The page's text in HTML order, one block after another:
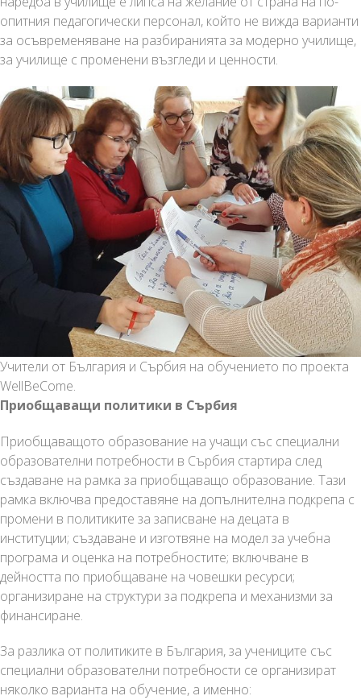
опитния педагогически персонал, който не вижда варианти
за осъвременяване на разбиранията за модерно училище,
за училище с променени възгледи и ценности.
Учители от България и Сърбия на обучението по проекта
WellBeCome.
Приобщаващи политики в Сърбия
Приобщаващото образование на учащи със специални
образователни потребности в Сърбия стартира след
създаване на рамка за приобщаващо образование. Тази
рамка включва предоставяне на допълнителна подкрепа с
промени в политиките за записване на децата в
институции; създаване и изготвяне на модел за учебна
програма и оценка на потребностите; включване в
дейността по приобщаване на човешки ресурси;
организиране на структури за подкрепа и механизми за
финансиране.
За разлика от политиките в България, за учениците със
специални образователни потребности се организират
няколко варианта на обучение, а именно: